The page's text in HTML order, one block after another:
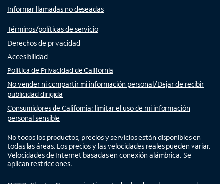
Informar llamadas no deseadas
Términos/políticas de servicio
Derechos de privacidad
Accesibilidad
Política de Privacidad de California
No vender ni compartir mi información personal/Dejar de recibir
publicidad dirigida
Consumidores de California: limitar el uso de mi información
personal sensible
No todos los productos, precios y servicios están disponibles en
todas las áreas. Los precios y las velocidades reales pueden variar.
Velocidades de Internet basadas en conexión alámbrica. Se
aplican restricciones.